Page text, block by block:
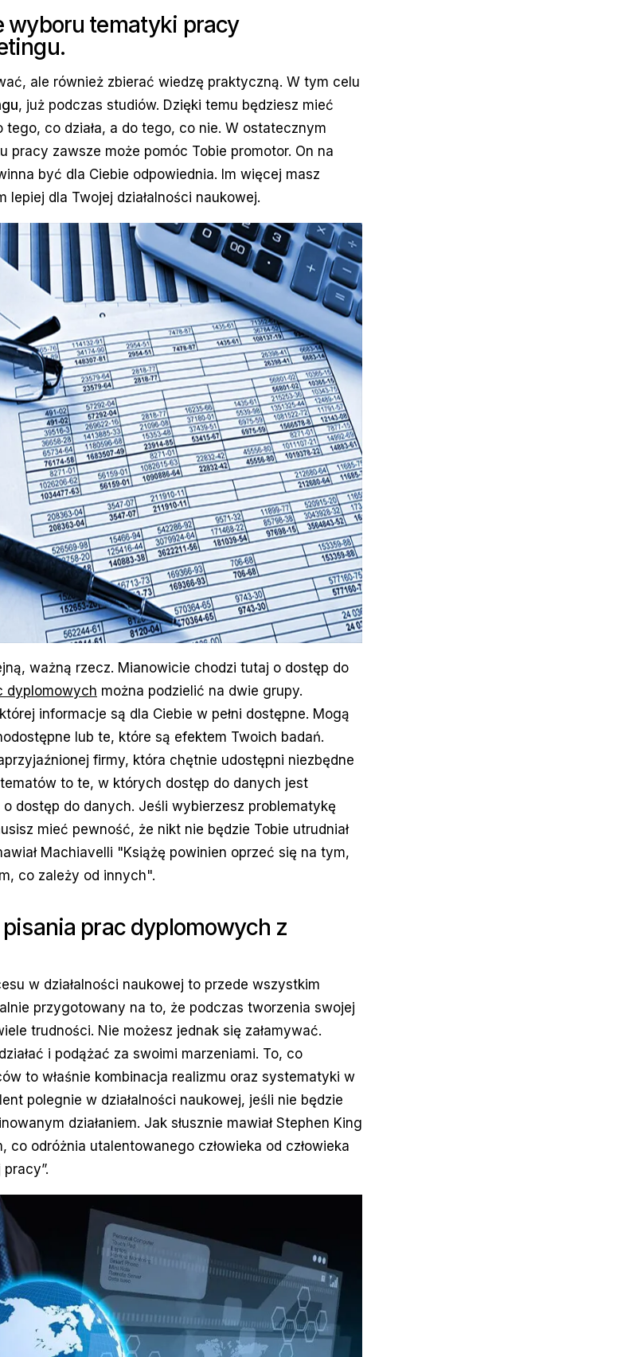
wyboru tematyki pracy
ale również zbierać wiedzę praktyczną. W tym celu
, już podczas studiów. Dzięki temu będziesz mieć
tego, co działa, a do tego, co nie. W ostatecznym
pracy zawsze może pomóc Tobie promotor. On na
być dla Ciebie odpowiednia. Im więcej masz
lepiej dla Twojej działalności naukowej.
ważną rzecz. Mianowicie chodzi tutaj o dostęp do
dyplomowych można podzielić na dwie grupy.
informacje są dla Ciebie w pełni dostępne. Mogą
lub te, które są efektem Twoich badań.
firmy, która chętnie udostępni niezbędne
to te, w których dostęp do danych jest
dostęp do danych. Jeśli wybierzesz problematykę
mieć pewność, że nikt nie będzie Tobie utrudniał
Machiavelli "Książę powinien oprzeć się na tym,
co zależy od innych".
prac dyplomowych z
w działalności naukowej to przede wszystkim
przygotowany na to, że podczas tworzenia swojej
trudności. Nie możesz jednak się załamywać.
i podążać za swoimi marzeniami. To, co
to właśnie kombinacja realizmu oraz systematyki w
polegnie w działalności naukowej, jeśli nie będzie
działaniem. Jak słusznie mawiał Stephen King
co odróżnia utalentowanego człowieka od człowieka